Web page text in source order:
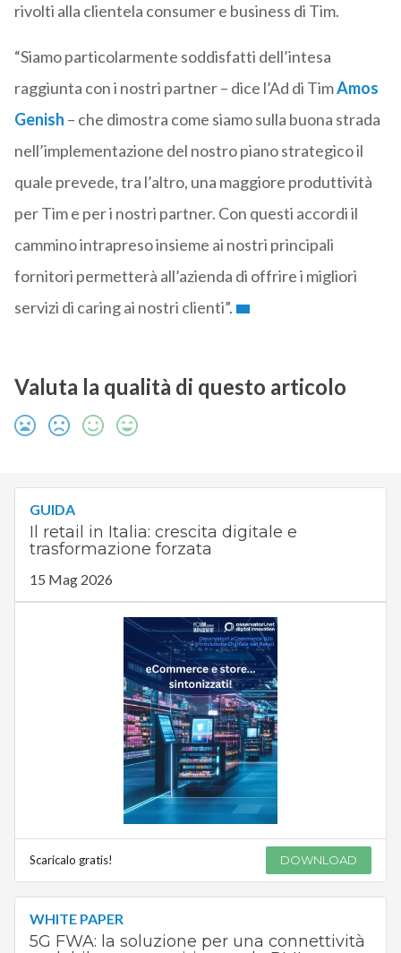
rivolti alla clientela consumer e business di Tim.
“Siamo particolarmente soddisfatti dell’intesa
raggiunta con i nostri partner – dice l’Ad di TimAmos
Genish – che dimostra come siamo sulla buona strada
nell’implementazione del nostro piano strategico il
quale prevede, tra l’altro, una maggiore produttività
per Tim e per i nostri partner. Con questi accordi il
cammino intrapreso insieme ai nostri principali
fornitori permetterà all’azienda di offrire i migliori
servizi di caring ai nostri clienti”.
Valuta la qualità di questo articolo
GUIDA
Il retail in Italia: crescita digitale e
trasformazione forzata
15 Mag 2026
Scaricalo gratis! DOWNLOAD
WHITE PAPER
5G FWA: la soluzione per una connettività